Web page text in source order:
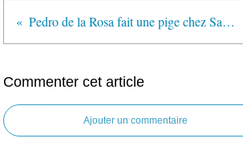
Pedro de la Rosa fait une pige chez Sauber à la place de Sergio Perez
Commenter cet article
Ajouter un commentaire